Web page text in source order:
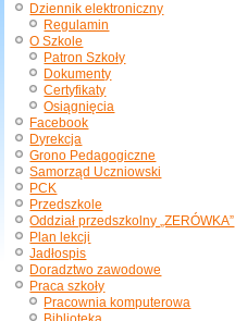
Dziennik elektroniczny
Regulamin
O Szkole
Patron Szkoły
Dokumenty
Certyfikaty
Osiągnięcia
Facebook
Dyrekcja
Grono Pedagogiczne
Samorząd Uczniowski
PCK
Przedszkole
Oddział przedszkolny „ZERÓWKA”
Plan lekcji
Jadłospis
Doradztwo zawodowe
Praca szkoły
Pracownia komputerowa